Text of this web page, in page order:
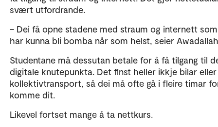
svært utfordrande.
– Dei få opne stadene med straum og internett
har kunna bli bomba når som helst, seier
Studentane må dessutan betale for å få tilgang til
digitale knutepunkta. Det finst heller ikkje bilar eller
kollektivtransport, så dei må ofte gå i fleire timar
komme dit.
Likevel fortset mange å ta nettkurs.